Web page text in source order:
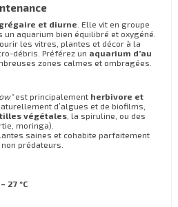
et diurne . Elle vit en groupe
un aquarium bien équilibré et oxygéné.
les vitres, plantes et décor à la
débris. Préférez un aquarium d’au
zones calmes et ombragées.
est principalement herbivore et
d’algues et de biofilms,
végétales , la spiruline, ou des
moringa).
saines et cohabite parfaitement
prédateurs.
27 °C